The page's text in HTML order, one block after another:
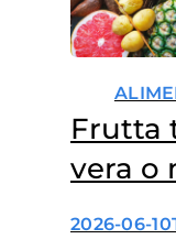
Frutta
vera o
2026-06-